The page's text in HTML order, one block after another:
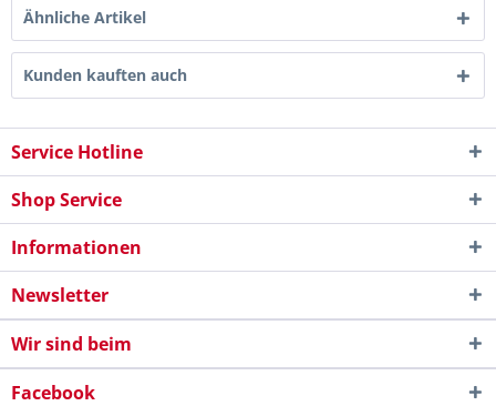
Ähnliche Artikel
Kunden kauften auch
Service Hotline
Shop Service
Informationen
Newsletter
Wir sind beim
Facebook